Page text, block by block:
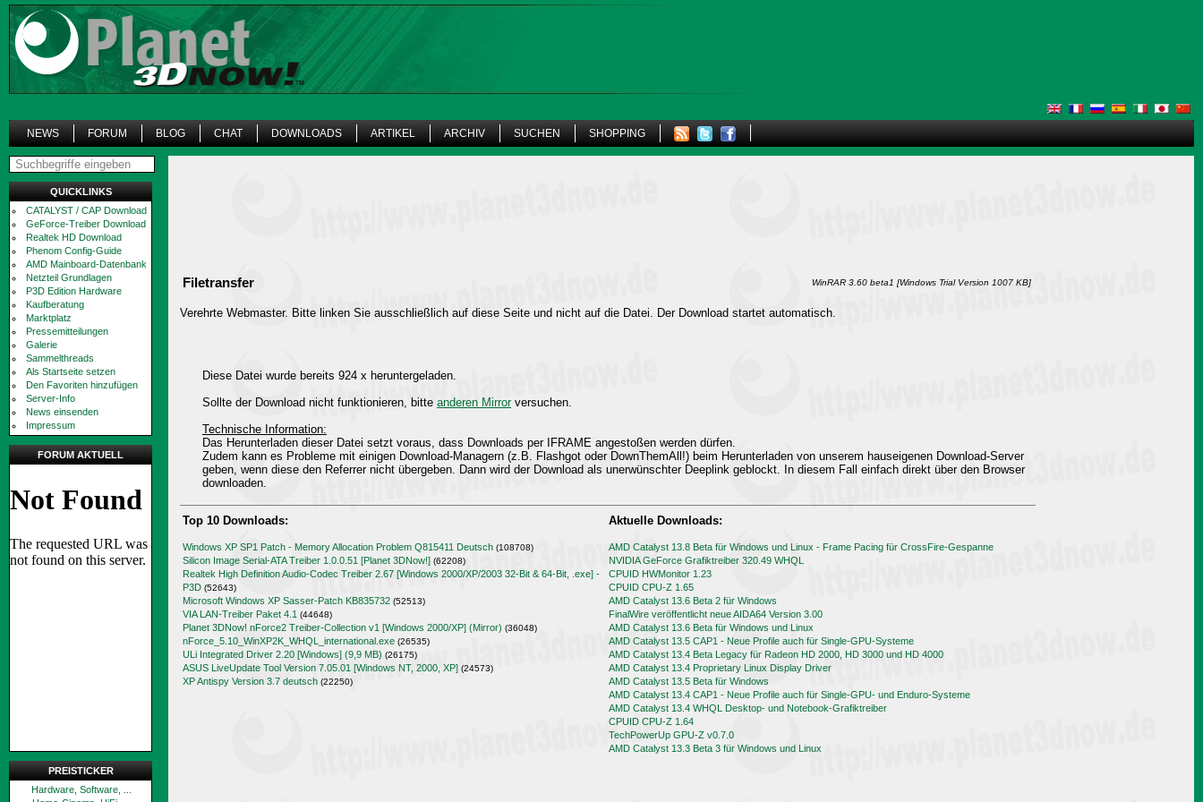
NEWS FORUM BLOG CHAT DOWNLOADS ARTIKEL ARCHIV SUCHEN SHOPPING
QUICKLINKS
CATALYST / CAP Download
GeForce-Treiber Download
Realtek HD Download
Phenom Config-Guide
AMD Mainboard-Datenbank
Netzteil Grundlagen
P3D Edition Hardware
Kaufberatung
Marktplatz
Pressemitteilungen
Galerie
Sammelthreads
Als Startseite setzen
Den Favoriten hinzufügen
Server-Info
News einsenden
Impressum
FORUM AKTUELL
PREISTICKER
Hardware, Software, ...
Filetransfer WinRAR 3.60 beta1 [Windows Trial Version 1007 KB]
Verehrte Webmaster. Bitte linken Sie ausschließlich auf diese Seite und nicht auf die Datei. Der Download startet automatisch.
Diese Datei wurde bereits 924 x heruntergeladen.
Sollte der Download nicht funktionieren, bitte anderen Mirrorversuchen.
Technische Information:
Das Herunterladen dieser Datei setzt voraus, dass Downloads per IFRAME angestoßen werden dürfen.
Zudem kann es Probleme mit einigen Download-Managern (z.B. Flashgot oder DownThemAll!) beim Herunterladen von unserem hauseigenen Download-Server
geben, wenn diese den Referrer nicht übergeben. Dann wird der Download als unerwünschter Deeplink geblockt. In diesem Fall einfach direkt über den Browser
downloaden.
Top 10 Downloads:
Windows XP SP1 Patch - Memory Allocation Problem Q815411 Deutsch (108708)
Silicon Image Serial-ATA Treiber 1.0.0.51 [Planet 3DNow!] (62208)
Realtek High Definition Audio-Codec Treiber 2.67 [Windows 2000/XP/2003 32-Bit & 64-Bit, .exe] -
P3D (52643)
Microsoft Windows XP Sasser-Patch KB835732 (52513)
VIA LAN-Treiber Paket 4.1 (44648)
Planet 3DNow! nForce2 Treiber-Collection v1 [Windows 2000/XP] (Mirror) (36048)
nForce_5.10_WinXP2K_WHQL_international.exe (26535)
ULi Integrated Driver 2.20 [Windows] (9,9 MB) (26175)
ASUS LiveUpdate Tool Version 7.05.01 [Windows NT, 2000, XP] (24573)
XP Antispy Version 3.7 deutsch (22250)
Aktuelle Downloads:
AMD Catalyst 13.8 Beta für Windows und Linux - Frame Pacing für CrossFire-Gespanne
NVIDIA GeForce Grafiktreiber 320.49 WHQL
CPUID HWMonitor 1.23
CPUID CPU-Z 1.65
AMD Catalyst 13.6 Beta 2 für Windows
FinalWire veröffentlicht neue AIDA64 Version 3.00
AMD Catalyst 13.6 Beta für Windows und Linux
AMD Catalyst 13.5 CAP1 - Neue Profile auch für Single-GPU-Systeme
AMD Catalyst 13.4 Beta Legacy für Radeon HD 2000, HD 3000 und HD 4000
AMD Catalyst 13.4 Proprietary Linux Display Driver
AMD Catalyst 13.5 Beta für Windows
AMD Catalyst 13.4 CAP1 - Neue Profile auch für Single-GPU- und Enduro-Systeme
AMD Catalyst 13.4 WHQL Desktop- und Notebook-Grafiktreiber
CPUID CPU-Z 1.64
TechPowerUp GPU-Z v0.7.0
AMD Catalyst 13.3 Beta 3 für Windows und Linux